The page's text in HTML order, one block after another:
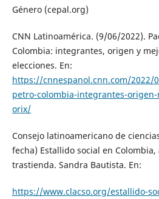
Género (cepal.org)
CNN Latinoamérica. (9/06/2022).
Colombia: integrantes, origen y
elecciones. En:
https://cnnespanol.cnn.com/2022/
petro-colombia-integrantes-
orix/
Consejo latinoamericano de
fecha) Estallido social en
trastienda. Sandra Bautista. En:
https://www.clacso.org/estallido-